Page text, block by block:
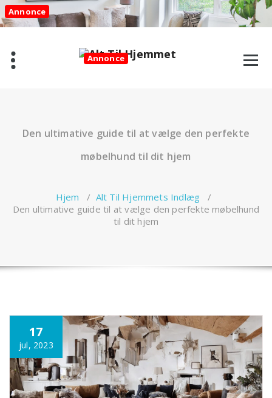
Videre
til
indhold
Annonce
Annonce
Den ultimative guide til at vælge den perfekte
møbelhund til dit hjem
Hjem / Alt Til Hjemmets Indlæg /
Den ultimative guide til at vælge den perfekte møbelhund
til dit hjem
17
jul, 2023
Annonce